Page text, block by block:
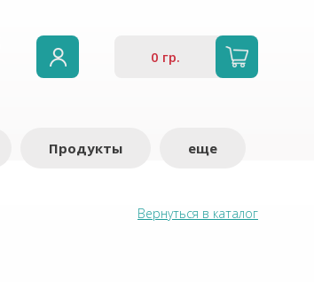
0 гр.
Продукты еще
Вернуться в каталог